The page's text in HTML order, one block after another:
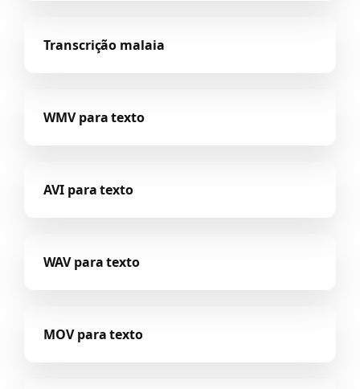
Transcrição malaia
WMV para texto
AVI para texto
WAV para texto
MOV para texto